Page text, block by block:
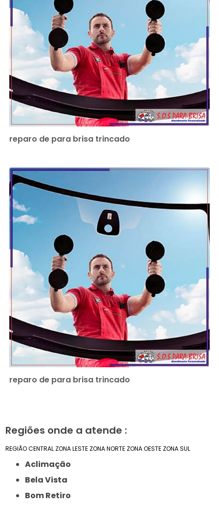
reparo de para brisa trincado
reparo de para brisa trincado
Regiões onde a atende :
REGIÃO CENTRAL ZONA LESTE ZONA NORTE ZONA OESTE ZONA SUL
Aclimação
Bela Vista
Bom Retiro